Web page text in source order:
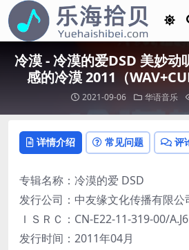
冷漠 - 冷漠的爱DSD 美妙动
感的冷漠 2011（
2021-09-06 华语音乐
详情介绍 常见问题 评
专辑名称：冷漠的爱 DSD
发行公司：中友缘文化传播有限公
ＩＳＲＣ：CN-E22-11-319-00/A.J6
发行时间：2011年04月